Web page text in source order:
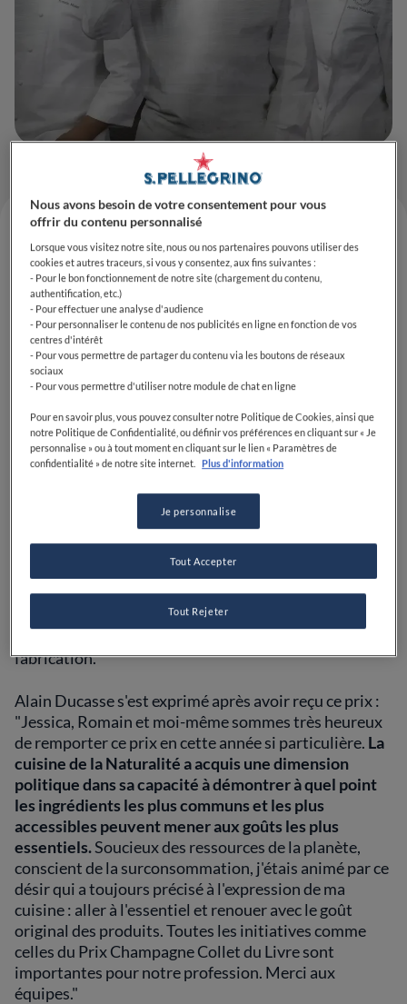
édition du Prix Champagne Collet du livre de chef,
pour son ouvrageLe Grand Livre de la Naturalité.
Cette année, en raison de la crise sanitaire, la
délibération s'est tenue à huis-clos en
visioconférence. Exceptionnellement, les chefs n'ont
pas pu défendre leur ouvrage le temps d'un dîner en
accords mets-champagnes. Les livres ont été
uniquement jugés sur leur contenu rédactionnel, la
qualité des illustrations, l'originalité des thèmes
fabrication.
Alain Ducasse s'est exprimé après avoir reçu ce prix :
"Jessica, Romain et moi-même sommes très heureux
de remporter ce prix en cette année si particulière. La
cuisine de la Naturalité a acquis une dimension
politique dans sa capacité à démontrer à quel point
les ingrédients les plus communs et les plus
accessibles peuvent mener aux goûts les plus
essentiels.Soucieux des ressources de la planète,
conscient de la surconsommation, j'étais animé par ce
désir qui a toujours précisé à l'expression de ma
cuisine : aller à l'essentiel et renouer avec le goût
original des produits. Toutes les initiatives comme
celles du Prix Champagne Collet du Livre sont
importantes pour notre profession. Merci aux
équipes."
Nous avons besoin de votre consentement pour vous
offrir du contenu personnalisé
Lorsque vous visitez notre site, nous ou nos partenaires pouvons utiliser des
cookies et autres traceurs, si vous y consentez, aux fins suivantes :
- Pour le bon fonctionnement de notre site (chargement du contenu,
authentification, etc.)
- Pour effectuer une analyse d'audience
- Pour personnaliser le contenu de nos publicités en ligne en fonction de vos
centres d'intérêt
- Pour vous permettre de partager du contenu via les boutons de réseaux
sociaux
- Pour vous permettre d'utiliser notre module de chat en ligne
Pour en savoir plus, vous pouvez consulter notre Politique de Cookies, ainsi que
notre Politique de Confidentialité, ou définir vos préférences en cliquant sur « Je
personnalise » ou à tout moment en cliquant sur le lien « Paramètres de
confidentialité » de notre site internet.
Plus d'information
Je personnalise
Tout Rejeter
Tout Accepter